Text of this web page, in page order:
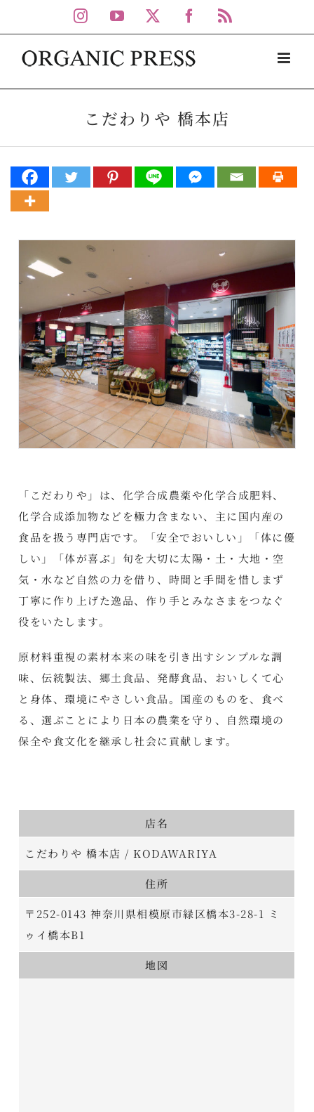
to
content
Instagram
YouTube Facebook
こだわりや 橋本店
「こだわりや」は、化学合成農薬や化学合成肥料、
化学合成添加物などを極力含まない、主に国内産の
食品を扱う専門店です。「安全でおいしい」「体に優
しい」「体が喜ぶ」旬を大切に太陽・土・大地・空
気・水など自然の力を借り、時間と手間を惜しまず
丁寧に作り上げた逸品、作り手とみなさまをつなぐ
役をいたします。
原材料重視の素材本来の味を引き出すシンプルな調
味、伝統製法、郷土食品、発酵食品、おいしくて心
と身体、環境にやさしい食品。国産のものを、食べ
る、選ぶことにより日本の農業を守り、自然環境の
保全や食文化を継承し社会に貢献します。
店名
こだわりや 橋本店 / KODAWARIYA
住所
〒252-0143 神奈川県相模原市緑区橋本3-28-1 ミ
ゥイ橋本B1
地図